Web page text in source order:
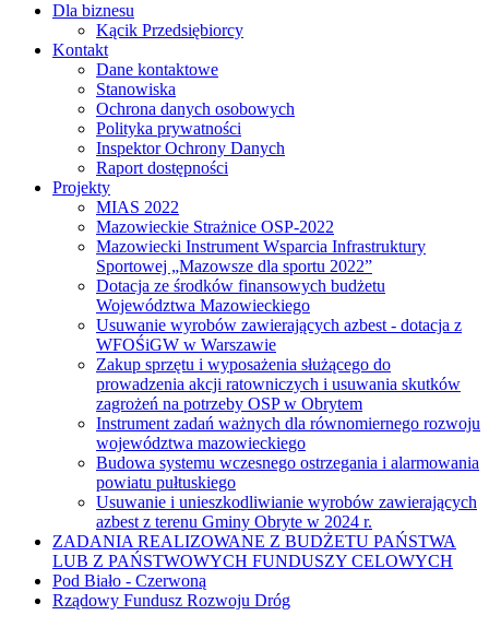
Dla biznesu
Kącik Przedsiębiorcy
Kontakt
Dane kontaktowe
Stanowiska
Ochrona danych osobowych
Polityka prywatności
Inspektor Ochrony Danych
Raport dostępności
Projekty
MIAS 2022
Mazowieckie Strażnice OSP-2022
Mazowiecki Instrument Wsparcia Infrastruktury
Sportowej „Mazowsze dla sportu 2022”
Dotacja ze środków finansowych budżetu
Województwa Mazowieckiego
Usuwanie wyrobów zawierających azbest - dotacja z
WFOŚiGW w Warszawie
Zakup sprzętu i wyposażenia służącego do
prowadzenia akcji ratowniczych i usuwania skutków
zagrożeń na potrzeby OSP w Obrytem
Instrument zadań ważnych dla równomiernego rozwoju
województwa mazowieckiego
Budowa systemu wczesnego ostrzegania i alarmowania
powiatu pułtuskiego
Usuwanie i unieszkodliwianie wyrobów zawierających
azbest z terenu Gminy Obryte w 2024 r.
ZADANIA REALIZOWANE Z BUDŻETU PAŃSTWA
LUB Z PAŃSTWOWYCH FUNDUSZY CELOWYCH
Pod Biało - Czerwoną
Rządowy Fundusz Rozwoju Dróg